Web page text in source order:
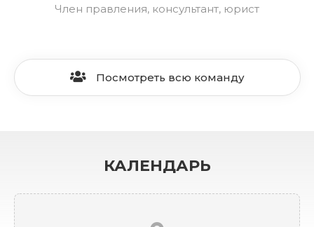
Член правления, консультант, юрист
Посмотреть всю команду
КАЛЕНДАРЬ